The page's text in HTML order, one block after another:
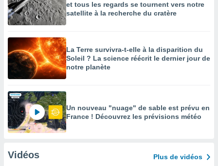
et tous les regards se tournent vers notre
satellite à la recherche du cratère
La Terre survivra-t-elle à la disparition du
Soleil ? La science réécrit le dernier jour de
notre planète
Un nouveau "nuage" de sable est prévu en
France ! Découvrez les prévisions météo
Vidéos Plus de vidéos